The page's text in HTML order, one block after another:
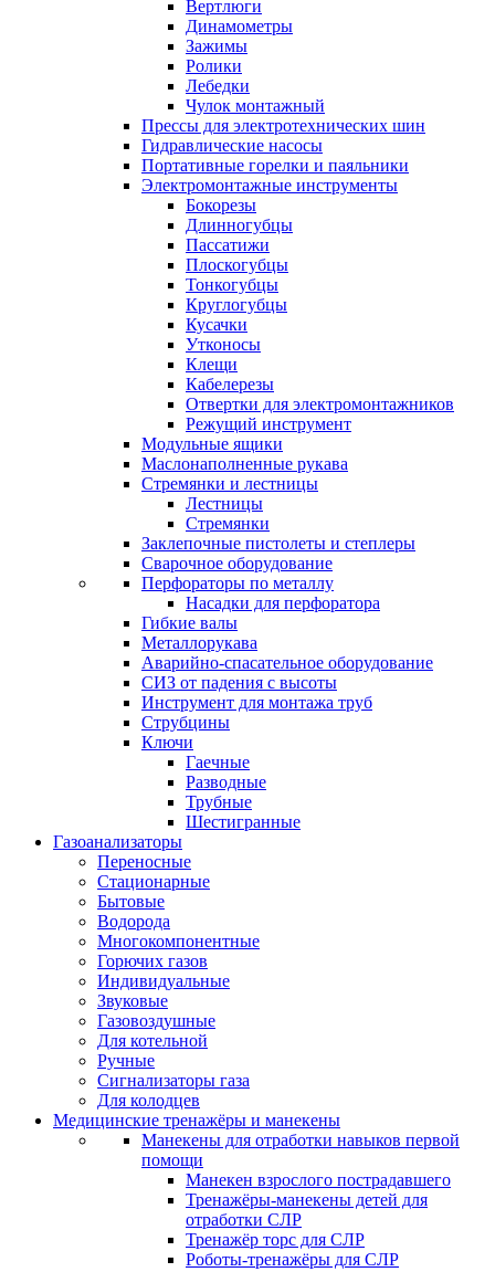
Вертлюги
Динамометры
Зажимы
Ролики
Лебедки
Чулок монтажный
Прессы для электротехнических шин
Гидравлические насосы
Портативные горелки и паяльники
Электромонтажные инструменты
Бокорезы
Длинногубцы
Пассатижи
Плоскогубцы
Тонкогубцы
Круглогубцы
Кусачки
Утконосы
Клещи
Кабелерезы
Отвертки для электромонтажников
Режущий инструмент
Модульные ящики
Маслонаполненные рукава
Стремянки и лестницы
Лестницы
Стремянки
Заклепочные пистолеты и степлеры
Сварочное оборудование
Перфораторы по металлу
Насадки для перфоратора
Гибкие валы
Металлорукава
Аварийно-спасательное оборудование
СИЗ от падения с высоты
Инструмент для монтажа труб
Струбцины
Ключи
Гаечные
Разводные
Трубные
Шестигранные
Газоанализаторы
Переносные
Стационарные
Бытовые
Водорода
Многокомпонентные
Горючих газов
Индивидуальные
Звуковые
Газовоздушные
Для котельной
Ручные
Сигнализаторы газа
Для колодцев
Медицинские тренажёры и манекены
Манекены для отработки навыков первой
помощи
Манекен взрослого пострадавшего
Тренажёры-манекены детей для
отработки СЛР
Тренажёр торс для СЛР
Роботы-тренажёры для СЛР